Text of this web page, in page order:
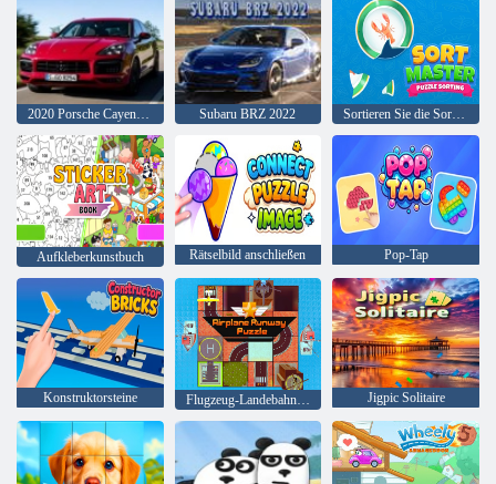
2020 Porsche Cayenne GTS Subaru BRZ 2022 Sortieren Sie die Sortierung des Master-Puzzles
Aufkleberkunstbuch Rätselbild anschließen Pop-Tap
Konstruktorsteine Flugzeug-Landebahn-Puzzle Jigpic Solitaire